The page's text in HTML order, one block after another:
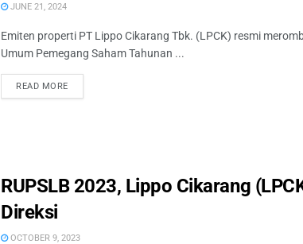
JUNE 21, 2024
Emiten properti PT Lippo Cikarang Tbk. (LPCK) resmi
Umum Pemegang Saham Tahunan ...
READ MORE
RUPSLB 2023, Lippo Cikarang
Direksi
OCTOBER 9, 2023